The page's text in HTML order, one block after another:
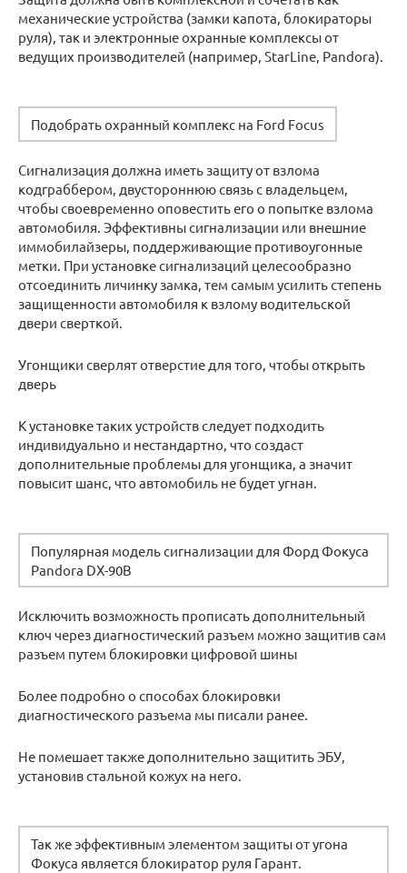
механические устройства (замки капота, блокираторы
руля), так и электронные охранные комплексы от
ведущих производителей (например, StarLine, Pandora).
Подобрать охранный комплекс на Ford Focus
Сигнализация должна иметь защиту от взлома
кодграббером, двустороннюю связь с владельцем,
чтобы своевременно оповестить его о попытке взлома
автомобиля. Эффективны сигнализации или внешние
иммобилайзеры, поддерживающие противоугонные
метки. При установке сигнализаций целесообразно
отсоединить личинку замка, тем самым усилить степень
защищенности автомобиля к взлому водительской
двери сверткой.
Угонщики сверлят отверстие для того, чтобы открыть
дверь
К установке таких устройств следует подходить
индивидуально и нестандартно, что создаст
дополнительные проблемы для угонщика, а значит
повысит шанс, что автомобиль не будет угнан.
Популярная модель сигнализации для Форд Фокуса
Pandora DX-90B
Исключить возможность прописать дополнительный
ключ через диагностический разъем можно защитив сам
разъем путем блокировки цифровой шины
Более подробно о способах блокировки
диагностического разъема мы писали ранее.
Не помешает также дополнительно защитить ЭБУ,
установив стальной кожух на него.
Так же эффективным элементом защиты от угона
Фокуса является блокиратор руля Гарант.